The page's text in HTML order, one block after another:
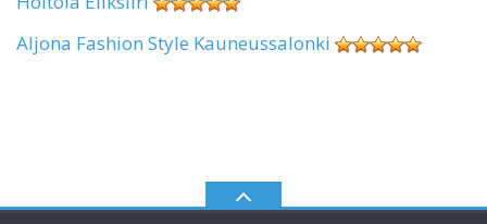
Aljona Fashion Style Kauneussalonki